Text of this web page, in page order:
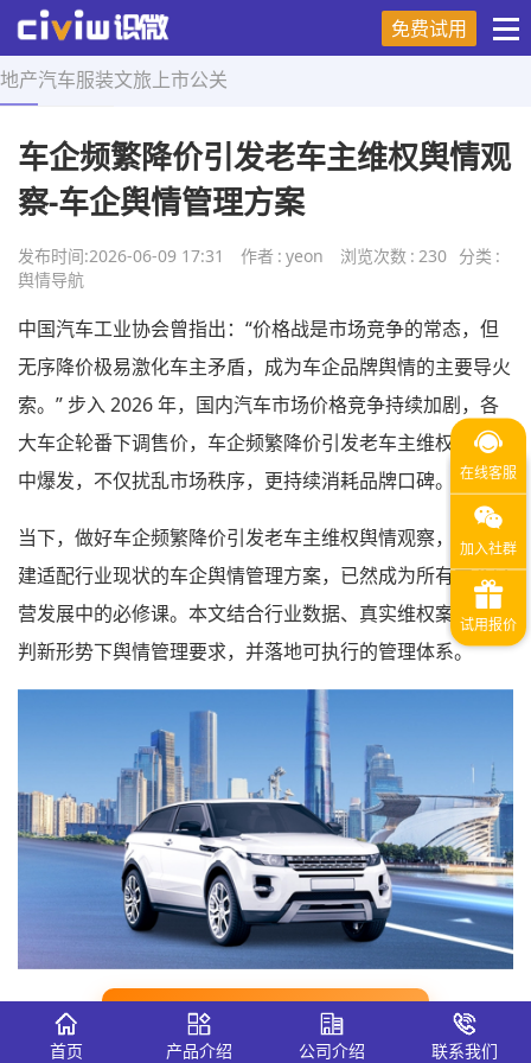
免费试用
地产汽车服装文旅 上市公关
首页 > 舆情导航 > 正文
车企频繁降价引发老车主维权舆情观
察-车企舆情管理方案
发布时间:2026-06-09 17:31 作者 : yeon 浏览次数 : 230 分类 :
舆情导航
中国汽车工业协会曾指出：“价格战是市场竞争的常态，但
无序降价极易激化车主矛盾，成为车企品牌舆情的主要导火
索。” 步入 2026 年，国内汽车市场价格竞争持续加剧，各
大车企轮番下调售价，车企频繁降价引发老车主维权舆情集
中爆发，不仅扰乱市场秩序，更持续消耗品牌口碑。
当下，做好车企频繁降价引发老车主维权舆情观察，同步搭
建适配行业现状的车企舆情管理方案，已然成为所有车企经
营发展中的必修课。本文结合行业数据、真实维权案例，研
判新形势下舆情管理要求，并落地可执行的管理体系。
免费车企舆情监测网站入口👈
首页 产品介绍 公司介绍 联系我们